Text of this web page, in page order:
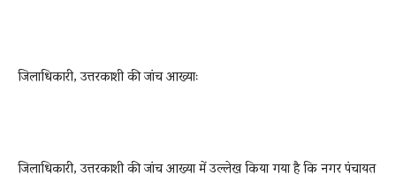
जिलाधिकारी, उत्तरकाशी की जांच आख्याः
जिलाधिकारी, उत्तरकाशी की जांच आख्या में उल्लेख किया गया है कि नगर पंचायत